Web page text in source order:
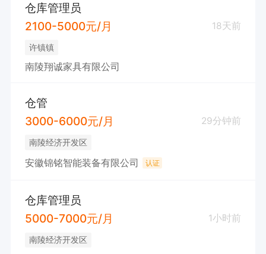
仓库管理员
2100-5000元/月
18天前
许镇镇
南陵翔诚家具有限公司
仓管
3000-6000元/月
29分钟前
南陵经济开发区
安徽锦铭智能装备有限公司 认证
仓库管理员
5000-7000元/月
1小时前
南陵经济开发区